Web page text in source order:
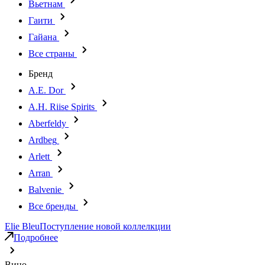
Вьетнам
Гаити
Гайана
Все страны
Бренд
A.E. Dor
A.H. Riise Spirits
Aberfeldy
Ardbeg
Arlett
Arran
Balvenie
Все бренды
Elie BleuПоступление новой коллелкции
Подробнее